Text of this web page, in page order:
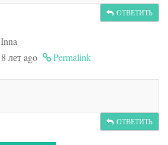
ОТВЕТИТЬ
Inna
8 лет ago
Permalink
ОТВЕТИТЬ